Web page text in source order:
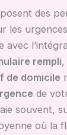
des
les
avec
rempli,
de domicile
de
souvent,
où la